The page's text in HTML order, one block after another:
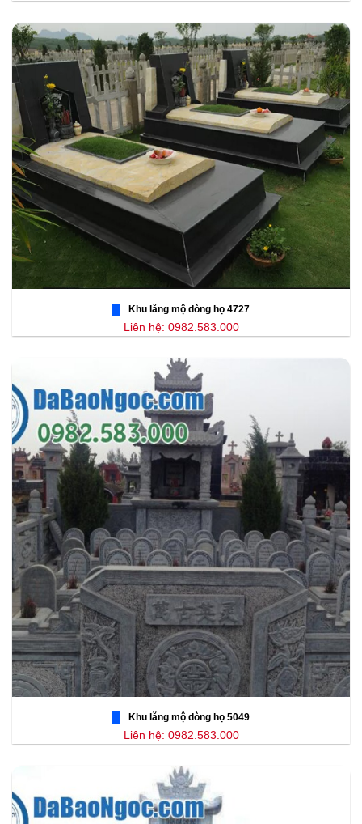
Khu lăng mộ dòng họ 4727
Liên hệ: 0982.583.000
Khu lăng mộ dòng họ 5049
Liên hệ: 0982.583.000